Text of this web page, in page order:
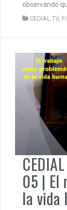
observando
CEDIAL TV,
05 | El
la vida